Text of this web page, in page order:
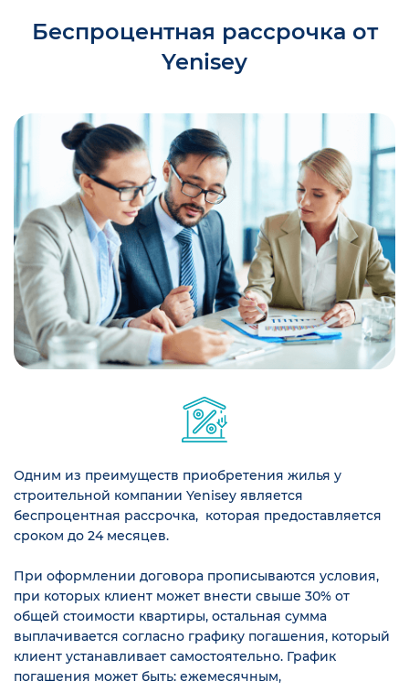
Беспроцентная рассрочка от
Yenisey
Одним из преимуществ приобретения жилья у
строительной компании Yenisey является
беспроцентная рассрочка, которая предоставляется
сроком до 24 месяцев.
При оформлении договора прописываются условия,
при которых клиент может внести свыше 30% от
общей стоимости квартиры, остальная сумма
выплачивается согласно графику погашения, который
клиент устанавливает самостоятельно. График
погашения может быть: ежемесячным,